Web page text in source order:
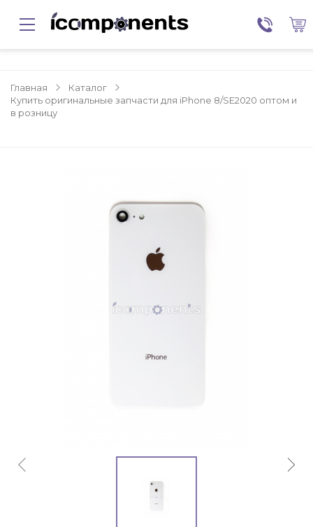
Главная
Каталог
Купить оригинальные запчасти для iPhone 8/SE2020 оптом и
в розницу